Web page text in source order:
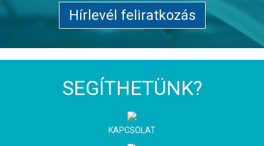
Hírlevél feliratkozás
SEGÍTHETÜNK?
KAPCSOLAT